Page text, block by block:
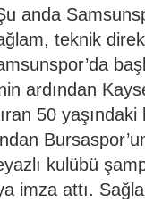
anda
teknik
ardından
50 yaşındaki
kulübü
imza attı.